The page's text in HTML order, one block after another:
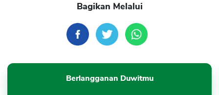
Bagikan Melalui
Berlangganan Duwitmu